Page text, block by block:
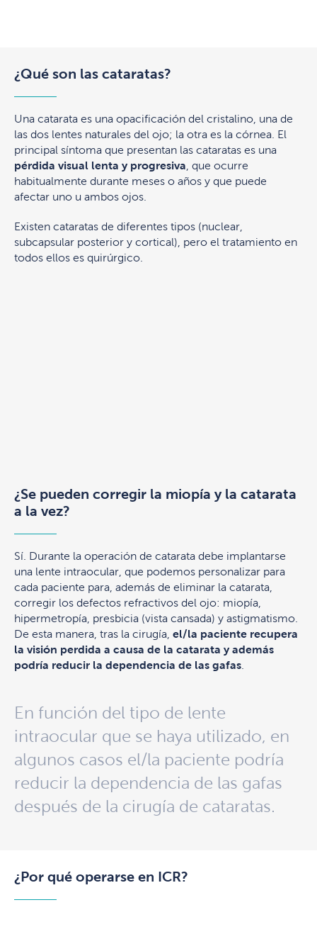
¿Qué son las cataratas?
Una catarata es una opacificación del cristalino, una de
las dos lentes naturales del ojo; la otra es la córnea. El
principal síntoma que presentan las cataratas es una
pérdida visual lenta y progresiva , que ocurre
habitualmente durante meses o años y que puede
afectar uno u ambos ojos.
Existen cataratas de diferentes tipos (nuclear,
subcapsular posterior y cortical), pero el tratamiento en
todos ellos es quirúrgico.
¿Se pueden corregir la miopía y la catarata
a la vez?
Sí. Durante la operación de catarata debe implantarse
una lente intraocular, que podemos personalizar para
cada paciente para, además de eliminar la catarata,
corregir los defectos refractivos del ojo: miopía,
hipermetropía, presbicia (vista cansada) y astigmatismo.
De esta manera, tras la cirugía, el/la paciente recupera
la visión perdida a causa de la catarata y además
podría reducir la dependencia de las gafas.
En función del tipo de lente
intraocular que se haya utilizado, en
algunos casos el/la paciente podría
reducir la dependencia de las gafas
después de la cirugía de cataratas.
¿Por qué operarse en ICR?